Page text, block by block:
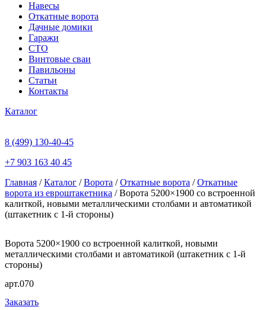
Навесы
Откатные ворота
Дачные домики
Гаражи
СТО
Винтовые сваи
Павильоны
Статьи
Контакты
Каталог
8 (499) 130-40-45
+7 903 163 40 45
Главная /Каталог /Ворота /Откатные ворота /Откатные
ворота из евроштакетника / Ворота 5200×1900 со встроенной
калиткой, новыми металлическими столбами и автоматикой
(штакетник с 1-й стороны)
Ворота 5200×1900 со встроенной калиткой, новыми
металлическими столбами и автоматикой (штакетник с 1-й
стороны)
арт.070
Заказать